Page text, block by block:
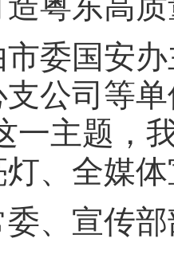
国安办
支公司等
一主题，
、全媒
宣传部